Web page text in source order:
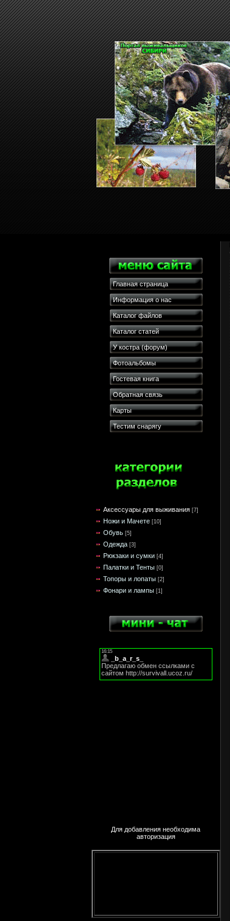
Главная страница
Информация о нас
Каталог файлов
Каталог статей
У костра (форум)
Фотоальбомы
Гостевая книга
Обратная связь
Карты
Тестим снарягу
Аксессуары для выживания [7]
Ножи и Мачете [10]
Обувь [5]
Одежда [3]
Рюкзаки и сумки [4]
Палатки и Тенты [0]
Топоры и лопаты [2]
Фонари и лампы [1]
Для добавления необходима
авторизация